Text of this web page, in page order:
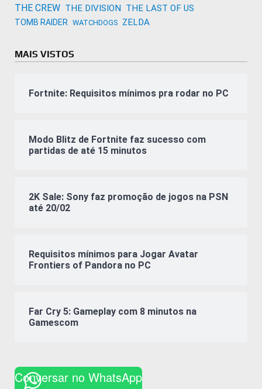
THE CREW THE DIVISION THE LAST OF US
TOMB RAIDER WATCHDOGS ZELDA
MAIS VISTOS
Fortnite: Requisitos mínimos pra rodar no PC
Modo Blitz de Fortnite faz sucesso com
partidas de até 15 minutos
2K Sale: Sony faz promoção de jogos na PSN
até 20/02
Requisitos mínimos para Jogar Avatar
Frontiers of Pandora no PC
Far Cry 5: Gameplay com 8 minutos na
Gamescom
Conversar no WhatsApp